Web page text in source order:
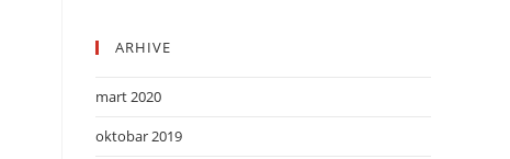
ARHIVE
mart 2020
oktobar 2019